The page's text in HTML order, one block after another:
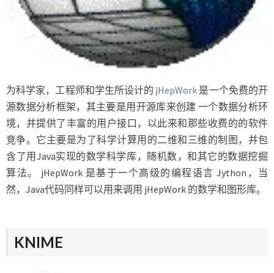
为科学家，工程师和学生所设计的 jHepWork 是一个免费的开
源数据分析框架，其主要是用开源库来创建 一个数据分析环
境，并提供了丰富的用户接口，以此来和那些收费的的软件
竞争。它主要是为了科学计算用的二维和三维的制图，并包
含了用Java实现的数学科学库，随机数，和其它的数据挖掘
算法。 jHepWork 是基于一个高级的编程语言 Jython，当
然，Java代码同样可以用来调用 jHepWork 的数学和图形库。
KNIME